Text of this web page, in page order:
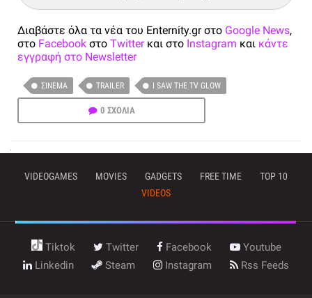
Διαβάστε όλα τα νέα του Enternity.gr στο Google News,
στο Facebook στο Twitterκαι στο Instagram και κάντε
εγγραφή στο Newsletter
ΣΙΝΕΜΆ TRAILER I SAW THE TV GLOW
0 ΣΧΟΛΙΑ
VIDEOGAMES MOVIES GADGETS FREE TIME
TOP 10
VIDEOS
Tiktok Twitter Facebook
Youtube
Linkedin
Steam Instagram Rss Feeds